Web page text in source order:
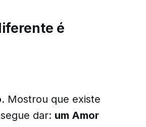
é
. Mostrou que existe
dar: um Amor